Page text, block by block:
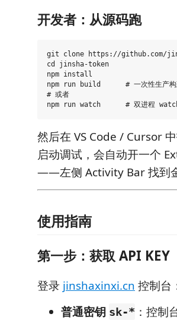
开发者：从源码跑
git clone https://github.com/
cd jinsha-token
npm install
npm run build      # 一次性生产构
# 或者
然后在 VS Code / Cursor
启动调试，会自动开一个
——左侧 Activity Bar 找到
使用指南
第一步：获取 API KEY
登录 jinshaxinxi.cn 控制台
普通密钥 sk-* ：控